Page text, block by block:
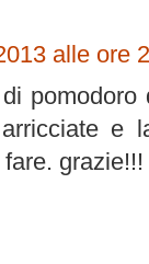
alle ore
e